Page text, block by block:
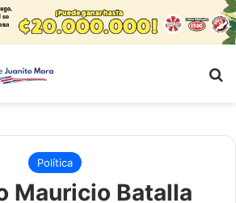
Política
Mauricio Batalla